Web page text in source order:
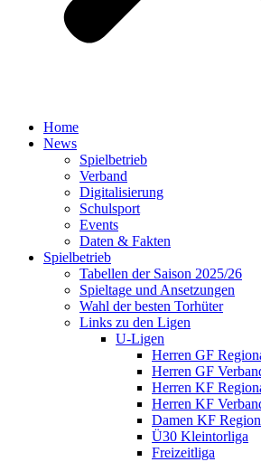
Home
News
Spielbetrieb
Verband
Digitalisierung
Schulsport
Events
Daten & Fakten
Spielbetrieb
Tabellen der Saison 2025/26
Spieltage und Ansetzungen
Wahl der besten Torhüter
Links zu den Ligen
U-Ligen
Herren GF
Herren GF
Herren KF
Herren KF
Damen KF
Ü30 Kleintorliga
Freizeitliga